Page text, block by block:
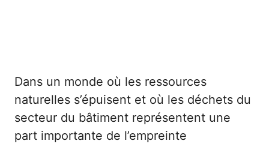
Dans un monde où les ressources
naturelles s’épuisent et où les déchets du
secteur du bâtiment représentent une
part importante de l’empreinte